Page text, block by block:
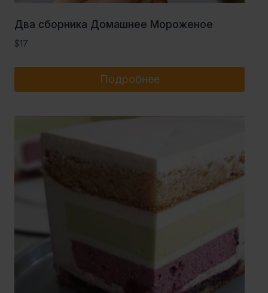
Два сборника Домашнее Мороженое
$17
Подробнее